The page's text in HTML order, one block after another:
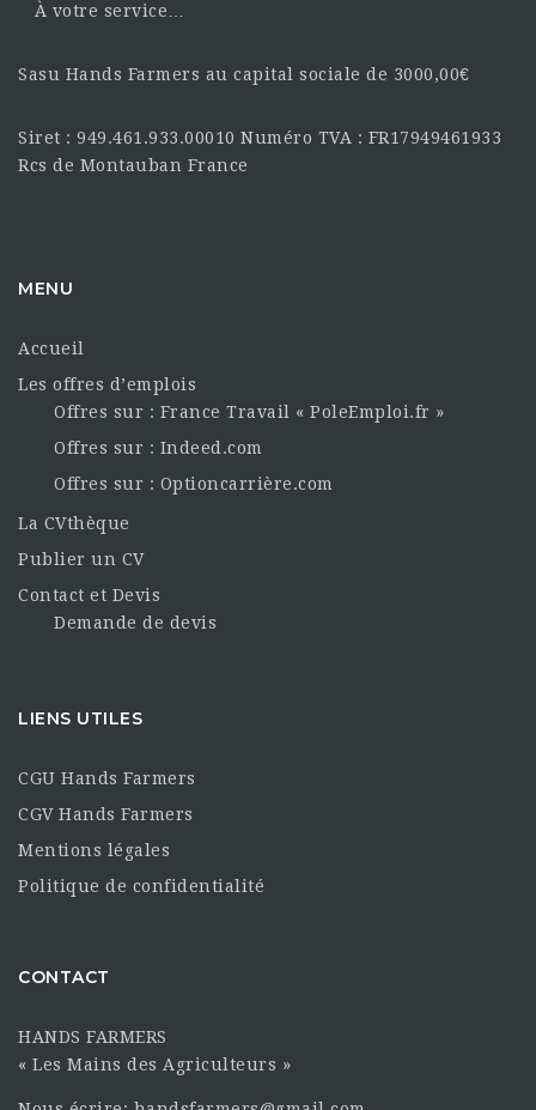
À votre service…
Sasu Hands Farmers au capital sociale de 3000,00€
Siret : 949.461.933.00010 Numéro TVA : FR17949461933
Rcs de Montauban France
MENU
Accueil
Les offres d’emplois
Offres sur : France Travail « PoleEmploi.fr »
Offres sur : Indeed.com
Offres sur : Optioncarrière.com
La CVthèque
Publier un CV
Contact et Devis
Demande de devis
LIENS UTILES
CGU Hands Farmers
CGV Hands Farmers
Mentions légales
Politique de confidentialité
CONTACT
HANDS FARMERS
« Les Mains des Agriculteurs »